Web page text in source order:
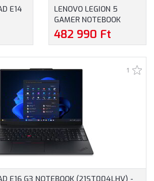
E14
5-
ÉV
LENOVO LEGION 5
GAMER NOTEBOOK
(83DG00FNHV) - 16.0"
WQXGA, INTEL CORE I5-
GEFORCE RTX 4050
6GB, MAGYAR
BILLENTYŰZET,
OPERÁCIÓS RENDSZER
NÉLKÜL, 3 ÉV GARANCIA,
SZÜRKE SZÍNBEN
482 990 Ft
1
E16 G3 NOTEBOOK (21ST004LHV) -